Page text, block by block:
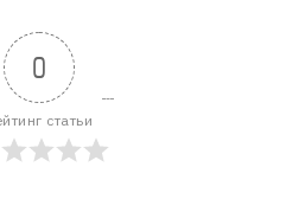
0
статьи